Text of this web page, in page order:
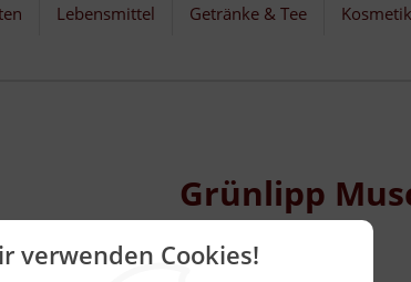
verwenden Cookies!
Lebensmittel Getränke & Tee Kosmetik
Grünlipp
Kapseln